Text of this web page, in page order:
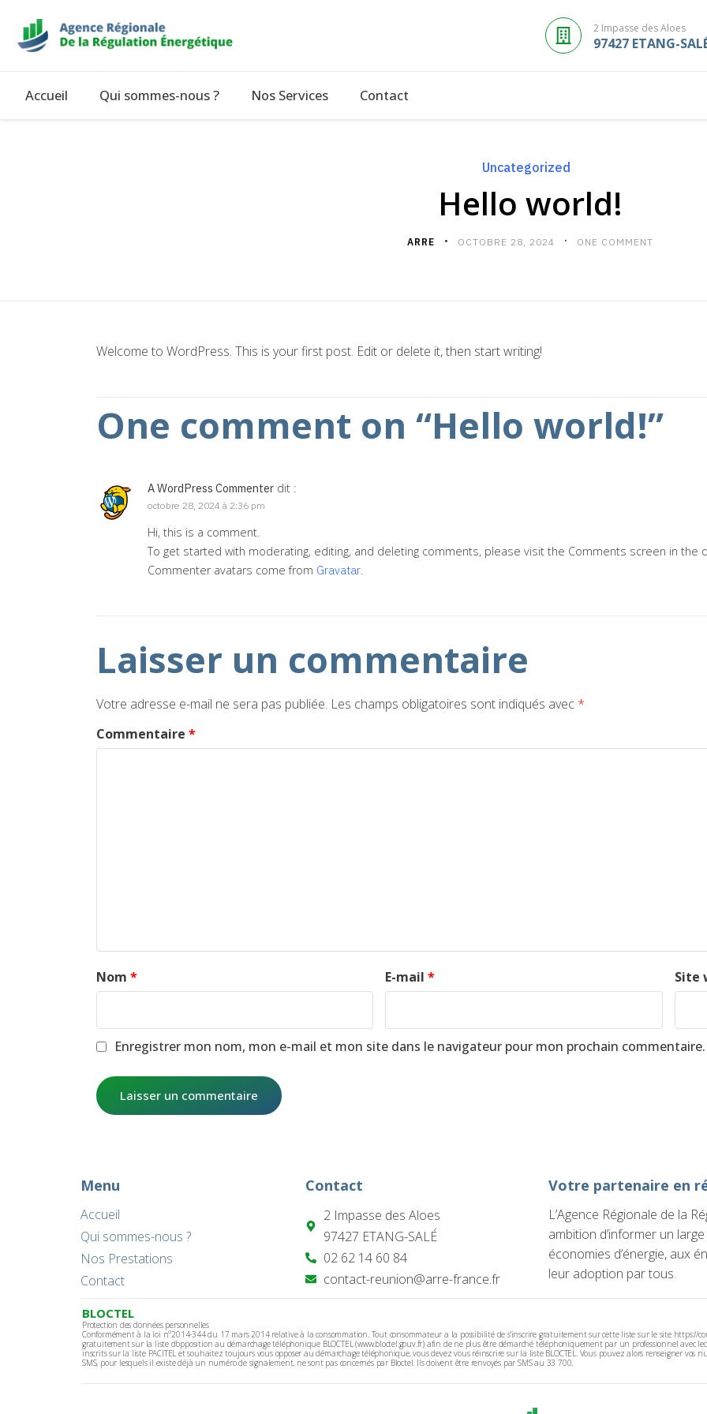
2 Impasse des Aloes
97427 ETANG-
Accueil Qui sommes-nous ? Nos Services Contact
Uncategorized
Hello world!
ARRE OCTOBRE 28, 2024 ONE COMMENT
Welcome to WordPress. This is your first post. Edit or delete it, then start writing!
One comment on “Hello world!”
A WordPress Commenter dit :
octobre 28, 2024 à 2:36 pm
Hi, this is a comment.
To get started with moderating, editing, and deleting comments, please visit the Comments screen in the
Commenter avatars come from Gravatar.
Laisser un commentaire
Votre adresse e-mail ne sera pas publiée. Les champs obligatoires sont indiqués avec *
Commentaire *
Nom * E-mail* Site
Enregistrer mon nom, mon e-mail et mon site dans le navigateur pour mon prochain commentaire.
Menu
Accueil
Qui sommes-nous ?
Nos Prestations
Contact
Contact
2 Impasse des Aloes
97427 ETANG-SALÉ
02 62 14 60 84
contact-reunion@arre-france.fr
Votre partenaire en
L’Agence Régionale de la
ambition d’informer un
économies d’énergie, aux
leur adoption par tous.
BLOCTEL
Protection des données personnelles
Conformément à la loi n°2014-344 du 17 mars 2014 relative à la consommation. Tout consommateur a la possibilité de s'inscrire gratuitement sur cette liste sur le site https://
gratuitement sur la liste d'opposition au démarchage téléphonique BLOCTEL (www.bloctel.gouv.fr) afin de ne plus être démarché téléphoniquement par un professionnel avec
inscrits sur la liste PACITEL et souhaitez toujours vous opposer au démarchage téléphonique, vous devez vous réinscrire sur la liste BLOCTEL. Vous pouvez alors renseigner vos
SMS, pour lesquels il existe déjà un numéro de signalement, ne sont pas concernés par Bloctel. Ils doivent être renvoyés par SMS au 33 700.